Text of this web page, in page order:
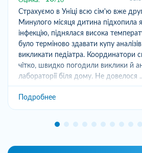
Страхуємо в Уніці всю сім'ю вже
Минулого місяця дитина підхопила
інфекцію, піднялася висока
було терміново здавати купу аналізів
викликати педіатра. Координатори
чітко, швидко погодили виклики й
лабораторії біля дому. Не довелося
Подробнее